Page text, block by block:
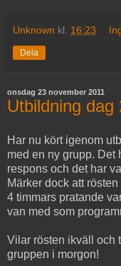
Unknown kl. 16:23
Dela
onsdag 23 november 2011
Utbildning dag
Har nu kört igenom
med en ny grupp. Det
respons och det har
Märker dock att
4 timmars pratande
van med som
Vilar rösten ikväll och
gruppen i morgon!